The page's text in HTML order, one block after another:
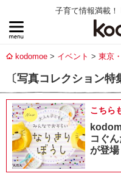
子育て情報満載
kodomoe イベント 東京
〔写真コレクション
こちら
コぐ
が登場